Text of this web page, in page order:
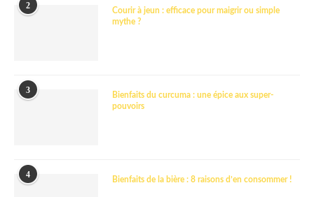
2
Courir à jeun : efficace pour maigrir ou simple
mythe ?
3
Bienfaits du curcuma : une épice aux super-
pouvoirs
4 Bienfaits de la bière : 8 raisons d’en consommer !